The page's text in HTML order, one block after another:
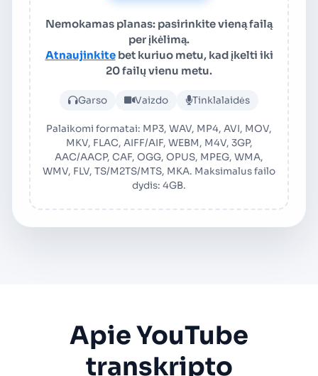
Nemokamas planas: pasirinkite vieną failą
per įkėlimą.
Atnaujinkitebet kuriuo metu, kad įkelti iki
20 failų vienu metu.
Įkelti garso arba vaizdo failą
Garso Vaizdo Tinklalaidės
Palaikomi formatai: MP3, WAV, MP4, AVI, MOV,
MKV, FLAC, AIFF/AIF, WEBM, M4V, 3GP,
AAC/AACP, CAF, OGG, OPUS, MPEG, WMA,
WMV, FLV, TS/M2TS/MTS, MKA. Maksimalus failo
dydis: 4GB.
Apie YouTube
transkripto